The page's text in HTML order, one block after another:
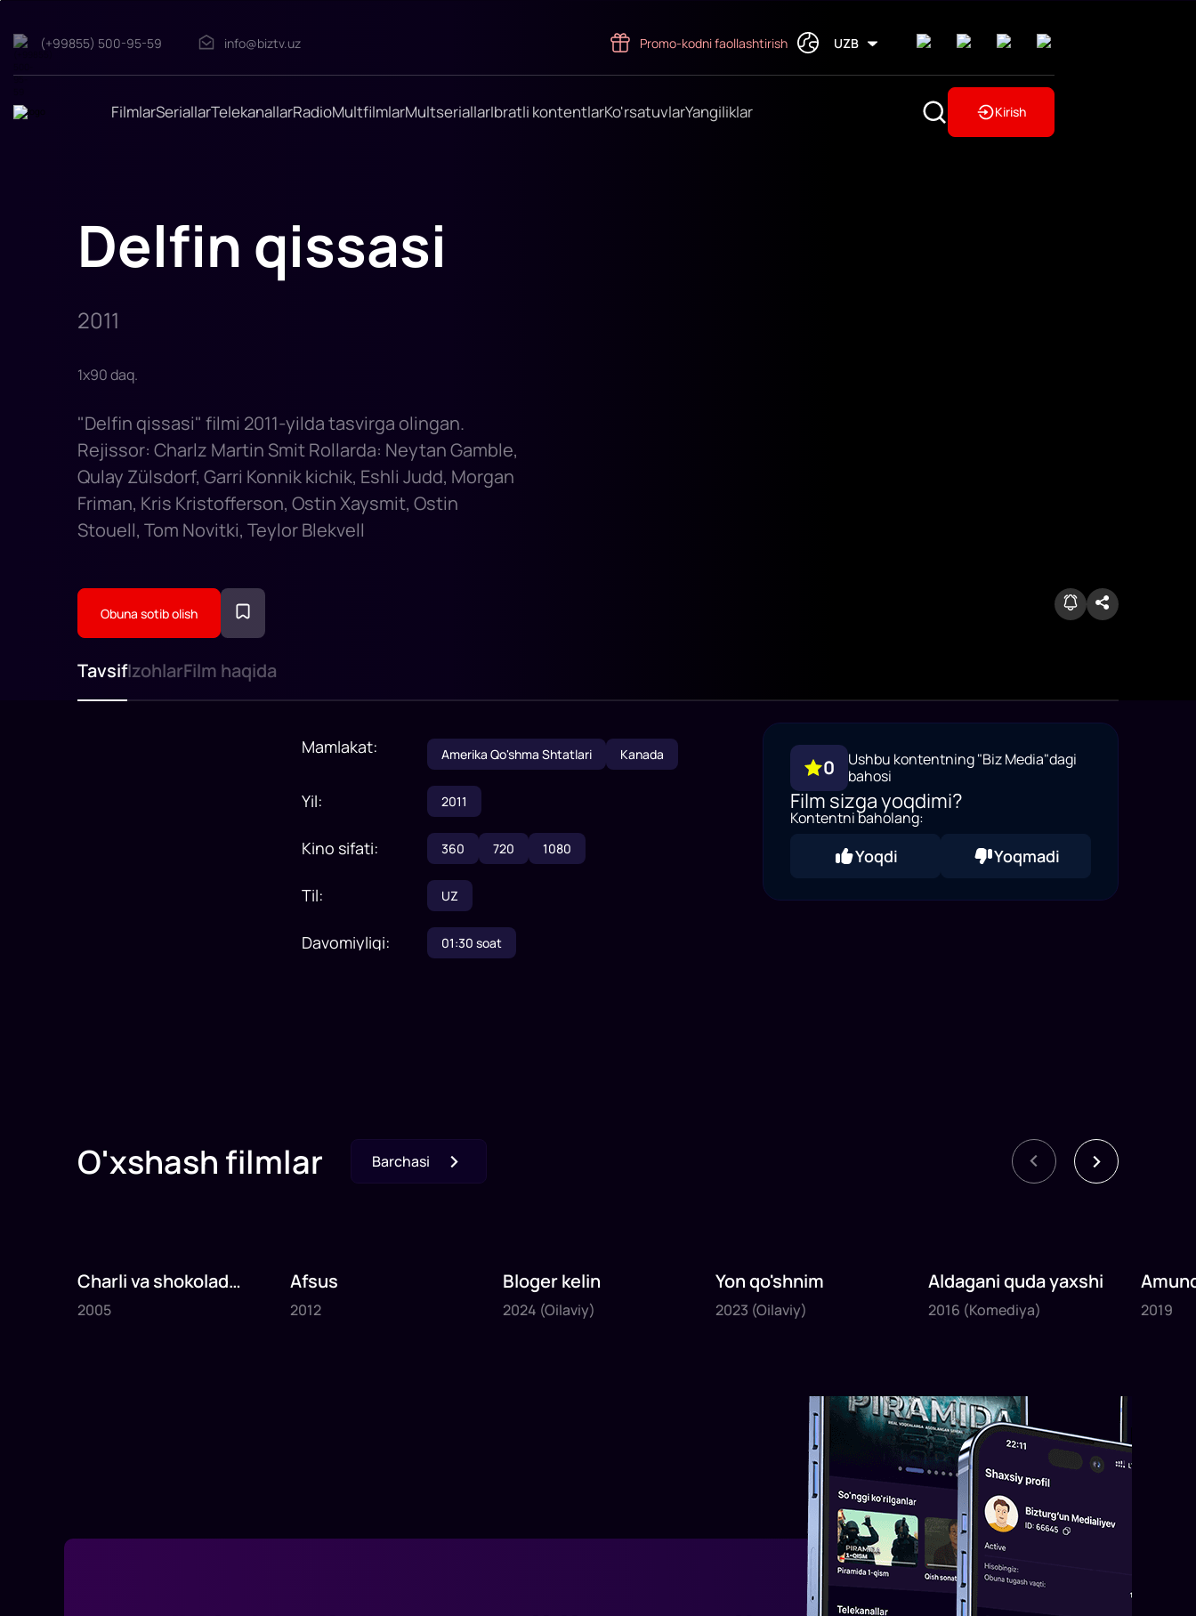
Delfin
filmi
2011-
(+99855) 500-95-59 info@biztv.uz Promo-kodni faollashtirish UZB
FilmlarSeriallarTelekanallarRadioMultfilmlarMultseriallarIbratli kontentlarKo'rsatuvlarYangiliklar Kirish
Delfin qissasi
2011
1x90daq.
"Delfin qissasi" filmi 2011-yilda tasvirga olingan.
Rejissor: Charlz Martin Smit Rollarda: Neytan Gamble,
Qulay Zülsdorf, Garri Konnik kichik, Eshli Judd, Morgan
Friman, Kris Kristofferson, Ostin Xaysmit, Ostin
Stouell, Tom Novitki, Teylor Blekvell
Obuna sotib olish
TavsifIzohlarFilm haqida
Mamlakat: Amerika Qo'shma Shtatlari Kanada
Yil: 2011
Kino sifati: 360 720 1080
Til: UZ
Davomiyligi: 01:30 soat
0
Ushbu kontentning "Biz Media"dagi
bahosi
Film sizga yoqdimi?
Kontentni baholang:
Yoqdi Yoqmadi
O'xshash filmlar Barchasi
2005
1x75
Charli va shokolad
fabrikasi
2005
2012
1x80
Afsus
2012
2024
1x35daq.
Bloger kelin
2024 (Oilaviy)
2023
1x40daq.
Yon qo'shnim
2023 (Oilaviy)
2016
1x82daq.
Aldagani quda yaxshi
2016 (Komediya)
2019
1x120
2019